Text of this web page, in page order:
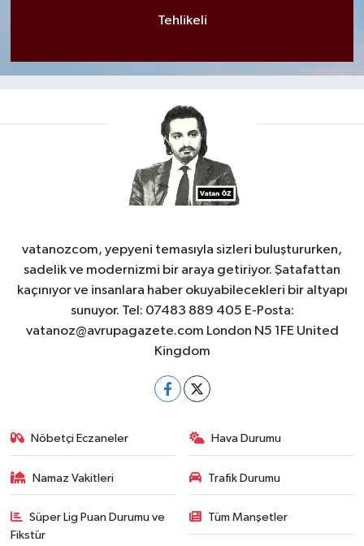
Tehlikeli
vatanozcom, yepyeni temasıyla sizleri buluştururken,
sadelik ve modernizmi bir araya getiriyor. Şatafattan
kaçınıyor ve insanlara haber okuyabilecekleri bir altyapı
sunuyor. Tel: 07483 889 405 E-Posta:
vatanoz@avrupagazete.com London N5 1FE United
Kingdom
Nöbetçi Eczaneler Hava Durumu
Namaz Vakitleri Trafik Durumu
Süper Lig Puan Durumu ve
Fikstür
Tüm Manşetler